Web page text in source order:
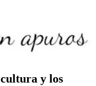
y los